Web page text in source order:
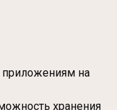
приложениям на
хранения